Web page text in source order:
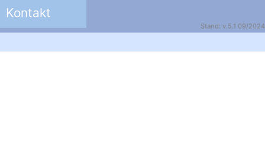
Kontakt
Stand: v.5.1 09/2024